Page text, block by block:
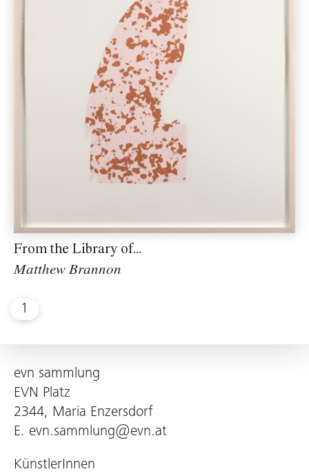
From the Library of...
Matthew Brannon
1
evn sammlung
EVN Platz
2344, Maria Enzersdorf
E. evn.sammlung@evn.at
KünstlerInnen